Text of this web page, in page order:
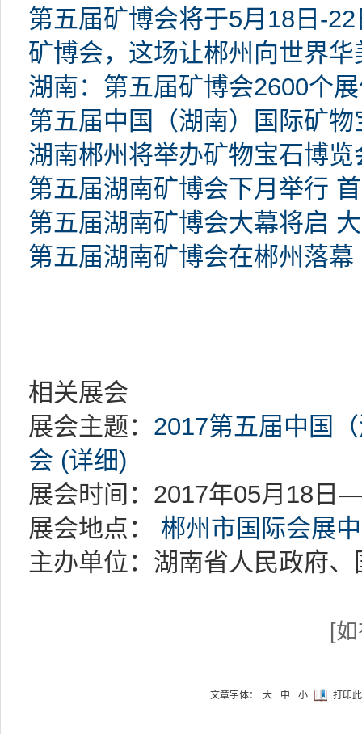
第五届矿博会将于5月18日-
矿博会，这场让郴州向世界
湖南：第五届矿博会2600个展
第五届中国（湖南）国际矿
湖南郴州将举办矿物宝石博览
第五届湖南矿博会下月举行
第五届湖南矿博会大幕将启
第五届湖南矿博会在郴州落
相关展会
展会主题： 2017第五届中国
会 (详细)
展会时间：2017年05月18日
展会地点： 郴州市国际会展
主办单位：湖南省人民政府
[
文章字体： 大 中 小 打印